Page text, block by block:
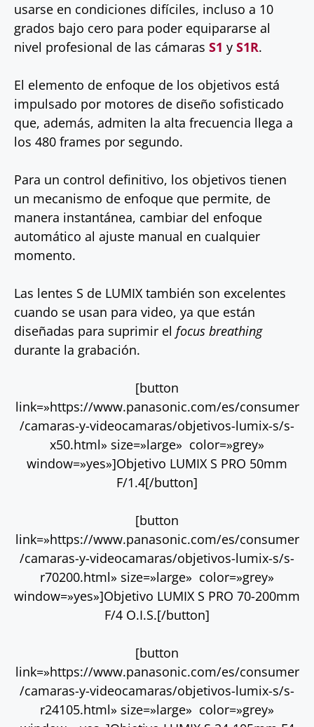
usarse en condiciones difíciles, incluso a 10
grados bajo cero para poder equipararse al
nivel profesional de las cámaras S1 y S1R.
El elemento de enfoque de los objetivos está
impulsado por motores de diseño sofisticado
que, además, admiten la alta frecuencia llega a
los 480 frames por segundo.
Para un control definitivo, los objetivos tienen
un mecanismo de enfoque que permite, de
manera instantánea, cambiar del enfoque
automático al ajuste manual en cualquier
momento.
Las lentes S de LUMIX también son excelentes
cuando se usan para video, ya que están
diseñadas para suprimir el focus breathing
durante la grabación.
[button
link=»https://www.panasonic.com/es/consumer
/camaras-y-videocamaras/objetivos-lumix-s/s-
x50.html» size=»large» color=»grey»
window=»yes»]Objetivo LUMIX S PRO 50mm
F/1.4[/button]
[button
link=»https://www.panasonic.com/es/consumer
/camaras-y-videocamaras/objetivos-lumix-s/s-
r70200.html» size=»large» color=»grey»
window=»yes»]Objetivo LUMIX S PRO 70-200mm
F/4 O.I.S.[/button]
[button
link=»https://www.panasonic.com/es/consumer
/camaras-y-videocamaras/objetivos-lumix-s/s-
r24105.html» size=»large» color=»grey»